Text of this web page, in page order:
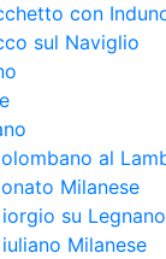
con
sul Naviglio
al
Milanese
su Legnano
Milanese